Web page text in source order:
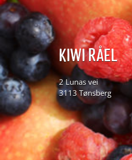
KIWI RÅEL
2 Lunas vei
3113 Tønsberg